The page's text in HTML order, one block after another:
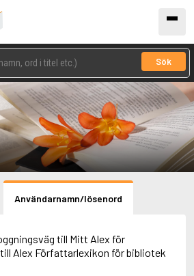
Sök
Användarnamn/lösenord
till Mitt Alex för
Alex Författarlexikon för bibliotek